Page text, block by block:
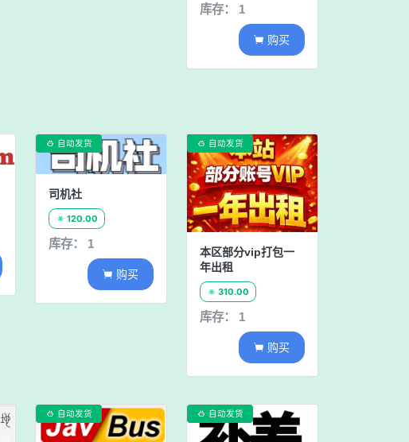
库存： 1
 购买
 自动发货
司机社
 120.00
库存： 1
 购买
 自动发货
本区部分vip打包一
年出租
 310.00
库存： 1
 购买
 自动发货  自动发货